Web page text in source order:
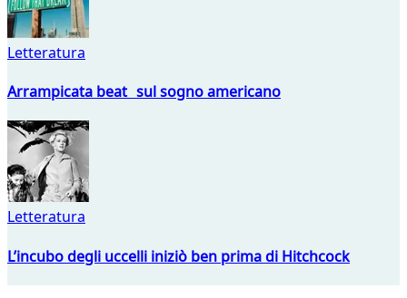
Letteratura
Arrampicata beat sul sogno americano
Letteratura
L’incubo degli uccelli iniziò ben prima di Hitchcock